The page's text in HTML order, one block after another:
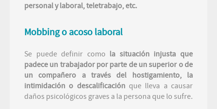
personal y laboral, teletrabajo, etc.
Mobbing o acoso laboral
Se puede definir como la situación injusta que
padece un trabajador por parte de un superior o de
un compañero a través del hostigamiento, la
intimidación o descalificación que lleva a causar
daños psicológicos graves a la persona que lo sufre.